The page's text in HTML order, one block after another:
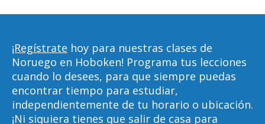
¡Regístrate hoy para nuestras clases de
Noruego en Hoboken! Programa tus lecciones
cuando lo desees, para que siempre puedas
encontrar tiempo para estudiar,
independientemente de tu horario o ubicación.
¡Ni siquiera tienes que salir de casa para